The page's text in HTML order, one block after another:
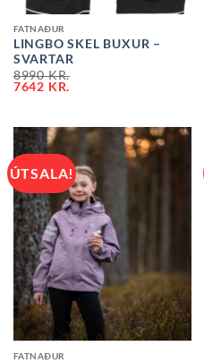
FATNAÐUR
LINGBO SKEL BUXUR –
SVARTAR
8990KR.
7642 KR.
ÚTSALA!
FATNAÐUR